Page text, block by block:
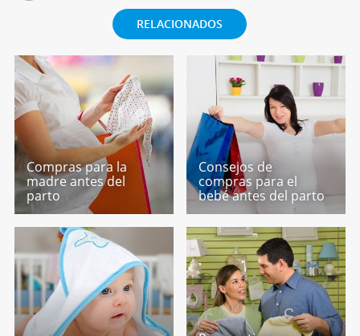
RELACIONADOS
Compras para la
madre antes del
parto
Consejos de
compras para el
bebé antes del parto